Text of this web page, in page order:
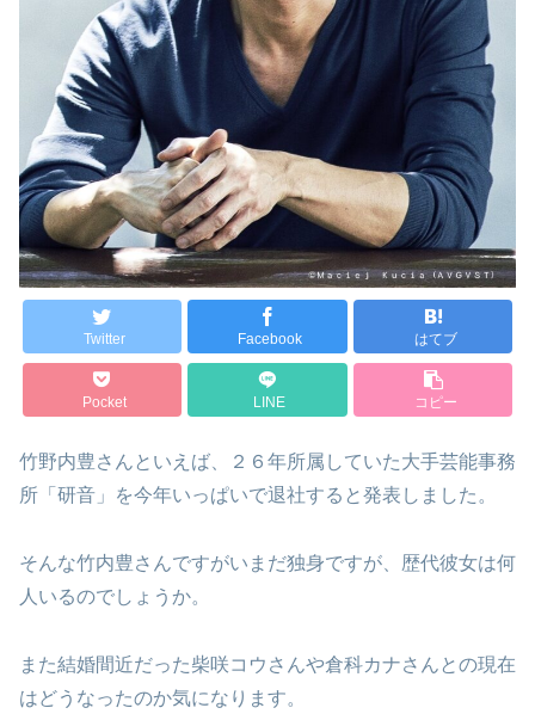
Twitter Facebook はてブ
Pocket LINE コピー
竹野内豊さんといえば、２６年所属していた大手芸能事務
所「研音」を今年いっぱいで退社すると発表しました。
そんな竹内豊さんですがいまだ独身ですが、歴代彼女は何
人いるのでしょうか。
また結婚間近だった柴咲コウさんや倉科カナさんとの現在
はどうなったのか気になります。